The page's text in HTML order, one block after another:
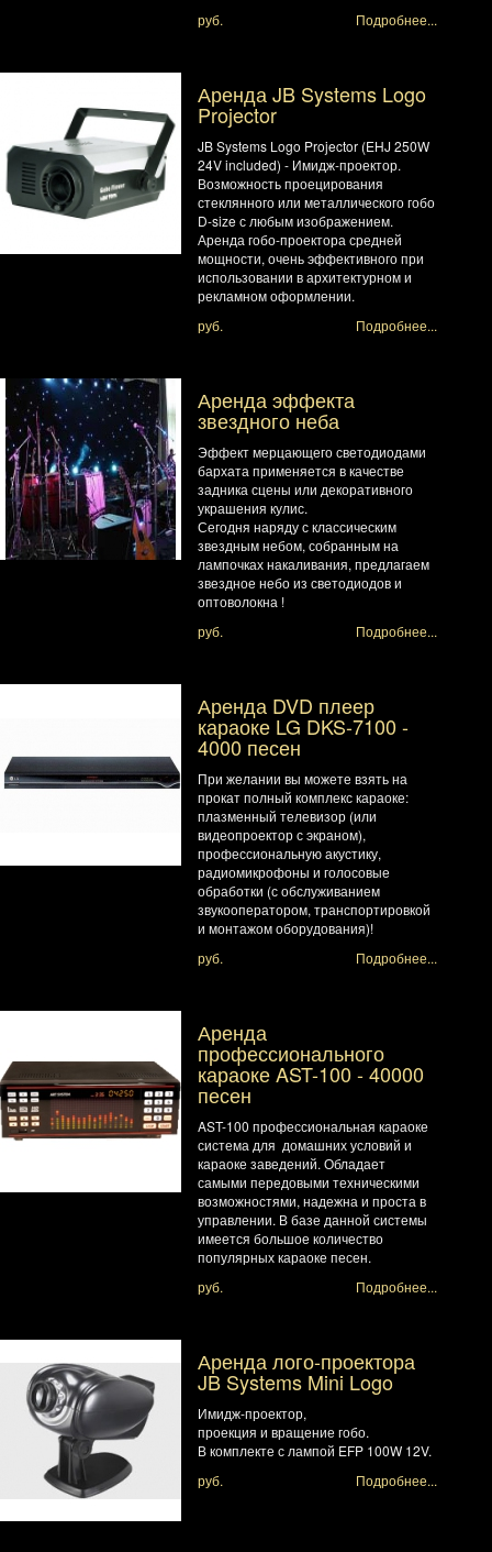
руб.
Подробнее...
Аренда JB Systems Logo
Projector
JB Systems Logo Projector (EHJ 250W
24V included) - Имидж-проектор.
Возможность проецирования
стеклянного или металлического гобо
D-size с любым изображением.
Аренда гобо-проектора средней
мощности, очень эффективного при
использовании в архитектурном и
рекламном оформлении.
руб.
Подробнее...
Аренда эффекта
звездного неба
Эффект мерцающего светодиодами
бархата применяется в качестве
задника сцены или декоративного
украшения кулис.
Сегодня наряду с классическим
звездным небом, собранным на
лампочках накаливания, предлагаем
звездное небо из светодиодов и
оптоволокна !
руб.
Подробнее...
Аренда DVD плеер
караоке LG DKS-7100 -
4000 песен
При желании вы можете взять на
прокат полный комплекс караоке:
плазменный телевизор (или
видеопроектор с экраном),
профессиональную акустику,
радиомикрофоны и голосовые
обработки (с обслуживанием
звукооператором, транспортировкой
и монтажом оборудования)!
руб.
Подробнее...
Аренда
профессионального
караоке AST-100 - 40000
песен
AST-100 профессиональная караоке
система для домашних условий и
караоке заведений. Обладает
самыми передовыми техническими
возможностями, надежна и проста в
управлении. В базе данной системы
имеется большое количество
популярных караоке песен.
руб.
Подробнее...
Аренда лого-проектора
JB Systems Mini Logo
Имидж-проектор,
проекция и вращение гобо.
В комплекте с лампой EFP 100W 12V.
руб.
Подробнее...